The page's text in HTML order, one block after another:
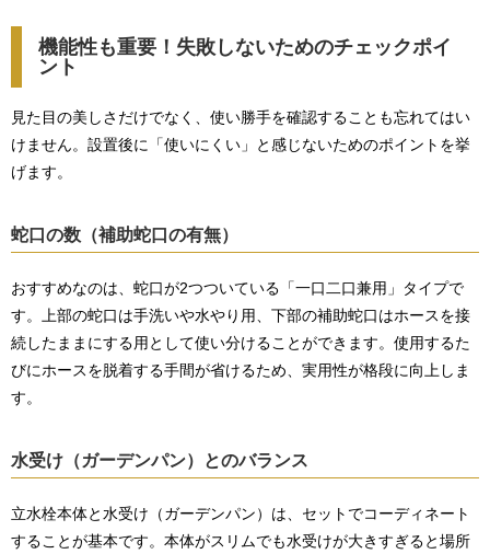
機能性も重要！失敗しないためのチェックポイ
ント
見た目の美しさだけでなく、使い勝手を確認することも忘れてはい
けません。設置後に「使いにくい」と感じないためのポイントを挙
げます。
蛇口の数（補助蛇口の有無）
おすすめなのは、蛇口が2つついている「一口二口兼用」タイプで
す。上部の蛇口は手洗いや水やり用、下部の補助蛇口はホースを接
続したままにする用として使い分けることができます。使用するた
びにホースを脱着する手間が省けるため、実用性が格段に向上しま
す。
水受け（ガーデンパン）とのバランス
立水栓本体と水受け（ガーデンパン）は、セットでコーディネート
することが基本です。本体がスリムでも水受けが大きすぎると場所